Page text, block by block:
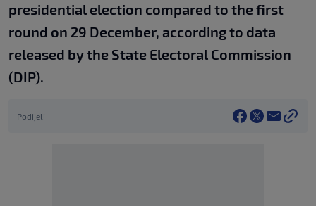
presidential election compared to the first
round on 29 December, according to data
released by the State Electoral Commission
(DIP).
Podijeli